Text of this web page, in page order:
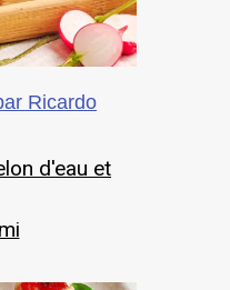
Ricardo
d'eau et